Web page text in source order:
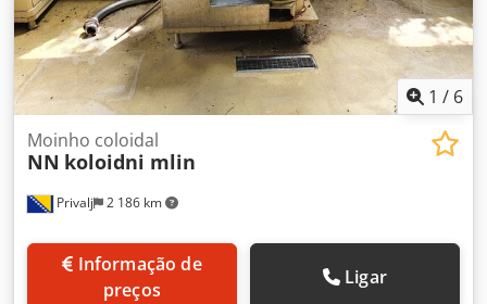
1 / 6
Privalj 2 186 km
Moinho coloidal
NN koloidni mlin
preços
Ligar